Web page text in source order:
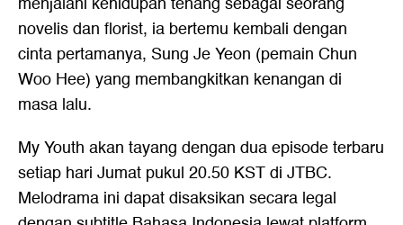
novelis dan florist, ia bertemu kembali dengan
cinta pertamanya, Sung Je Yeon (pemain Chun
Woo Hee) yang membangkitkan kenangan di
masa lalu.
My Youth akan tayang dengan dua episode terbaru
setiap hari Jumat pukul 20.50 KST di JTBC.
Melodrama ini dapat disaksikan secara legal